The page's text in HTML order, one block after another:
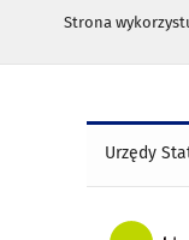
Strona
Urzędy